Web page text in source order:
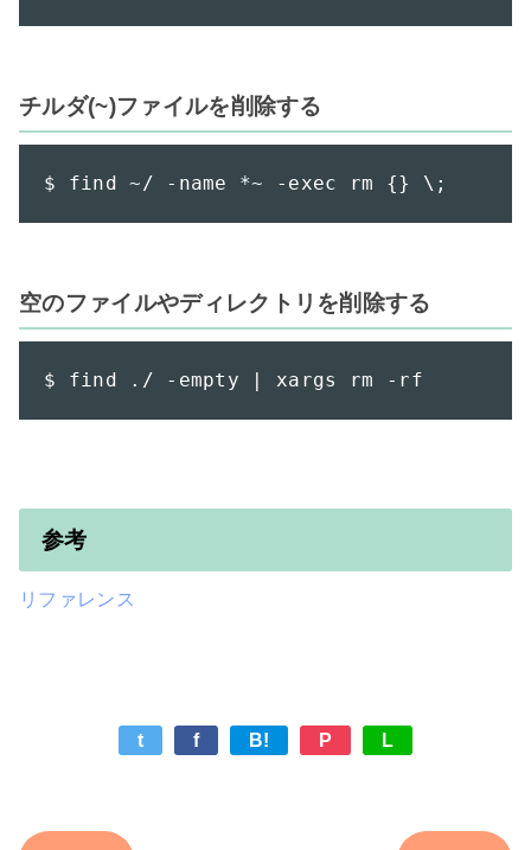
チルダ(~)ファイルを削除する
$ find ~/ -name *~ -exec rm {} \;
空のファイルやディレクトリを削除する
$ find ./ -empty | xargs rm -rf
参考
リファレンス
t f B! P L